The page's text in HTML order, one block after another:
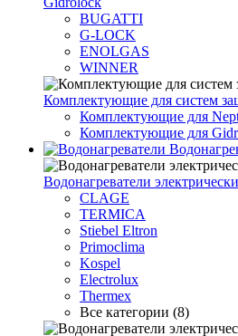
BUGATTI
G-LOCK
ENOLGAS
WINNER
Комплектующие для систем
Комплектующие для
Комплектующие для
Водонагреватeли
CLAGE
TERMICA
Stiebel Eltron
Primoclima
Kospel
Electrolux
Thermex
Все категории (8)